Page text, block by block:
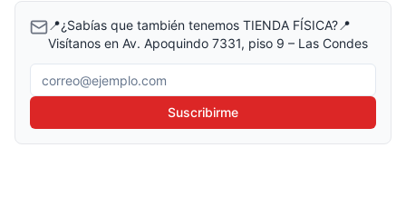
📍¿Sabías que también tenemos TIENDA FÍSICA?📍
Visítanos en Av. Apoquindo 7331, piso 9 – Las Condes
Correo electrónico
Suscribirme